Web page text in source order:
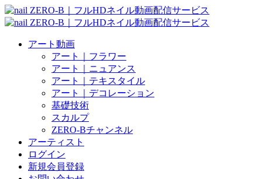
アート動画
アート｜フラワー
アート｜ニュアンス
アート｜テキスタイル
アート｜デコレーション
基礎技術
スカルプ
ZERO-Bチャンネル
アーティスト
ログイン
新規会員登録